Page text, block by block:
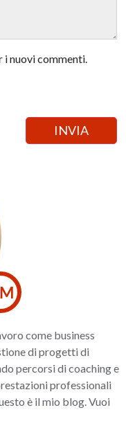
i nuovi commenti.
come business
di progetti di
percorsi di coaching e
professionali
è il mio blog. Vuoi